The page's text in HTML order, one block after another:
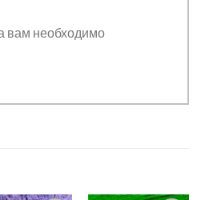
вам необходимо